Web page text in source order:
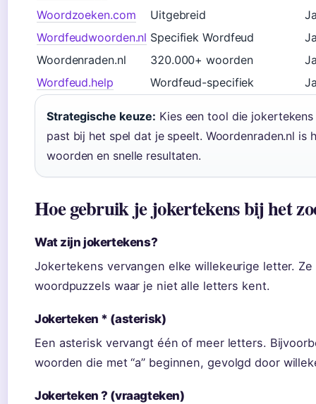
Woordzoeken.com
Uitgebreid
Wordfeudwoorden.nl Specifiek Wordfeud
Woordenraden.nl
320.000+ woorden
Wordfeud.help
Wordfeud-specifiek
Strategische keuze: Kies een tool die
past bij het spel dat je speelt. Woordenraden.nl
woorden en snelle resultaten.
Hoe gebruik je jokertekens bij het
Wat zijn jokertekens?
Jokertekens vervangen elke willekeurige letter.
woordpuzzels waar je niet alle letters kent.
Jokerteken * (asterisk)
Een asterisk vervangt één of meer letters.
woorden die met “a” beginnen, gevolgd door
Jokerteken ? (vraagteken)